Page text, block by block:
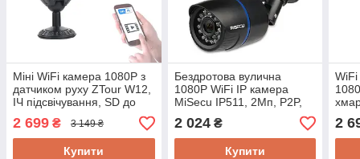
Міні WiFi камера 1080P з
датчиком руху ZTour W12,
ІЧ підсвічування, SD до
128Гб, режим очікування
до 180 днів
2 699 ₴ 3 149 ₴
Купити
Бездротова вулична
1080P WiFi IP камера
MiSecu IP511, 2Мп, P2P,
ONVIF, SD до 64gb, APP
ICsee Android і IOS
2 024₴
Купити
WiFi
2